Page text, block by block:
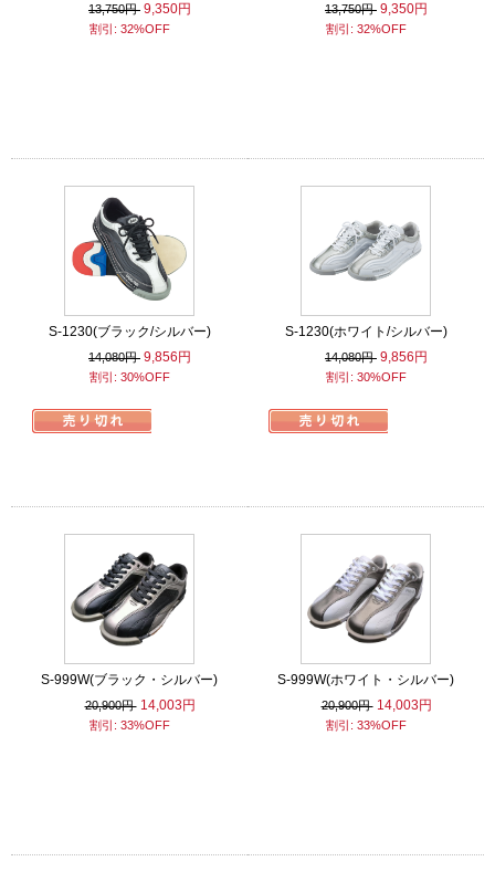
13,750円 9,350円
割引: 32%OFF
13,750円 9,350円
割引: 32%OFF
S-1230(ブラック/シルバー)
14,080円 9,856円
割引: 30%OFF
S-1230(ホワイト/シルバー)
14,080円 9,856円
割引: 30%OFF
S-999W(ブラック・シルバー)
20,900円 14,003円
割引: 33%OFF
S-999W(ホワイト・シルバー)
20,900円 14,003円
割引: 33%OFF